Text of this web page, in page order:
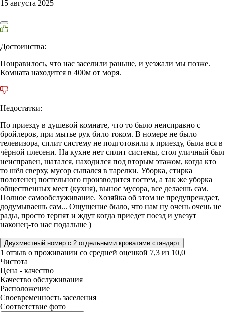
15 августа 2025
Достоинства:
Понравилось, что нас заселили раньше, и уезжали мы позже.
Комната находится в 400м от моря.
Недостатки:
По приезду в душевой комнате, что то было неисправно с
бройлеров, при мытье рук било током. В номере не было
телевизора, сплит систему не подготовили к приезду, была вся в
чёрной плесени. На кухне нет сплит системы, стол уличный был
неисправен, шатался, находился под вторым этажом, когда кто
то шёл сверху, мусор сыпался в тарелки. Уборка, стирка
полотенец постельного производится гостем, а так же уборка
общественных мест (кухня), вынос мусора, все делаешь сам.
Полное самообслуживание. Хозяйка об этом не предупреждает,
додумываешь сам... Ощущение было, что нам ну очень очень не
рады, просто терпят и ждут когда приедет поезд и увезут
наконец-то нас подальше )
Двухместный номер с 2 отдельными кроватями стандарт
1 отзыв о проживании со средней оценкой 7,3 из 10,0
Чистота
Цена - качество
Качество обслуживания
Расположение
Своевременность заселения
Соответствие фото